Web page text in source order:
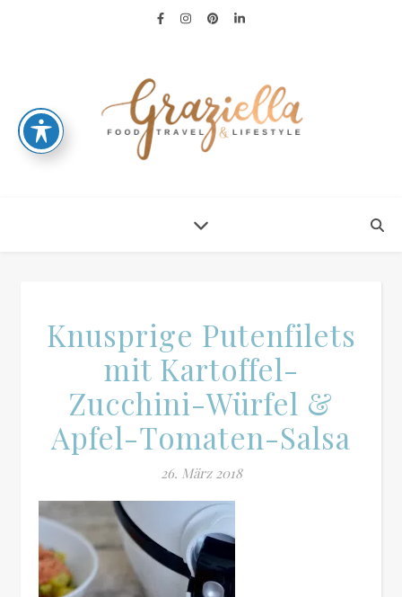
Knusprige Putenfilets
mit Kartoffel-
Zucchini-Würfel &
Apfel-Tomaten-Salsa
26. März 2018